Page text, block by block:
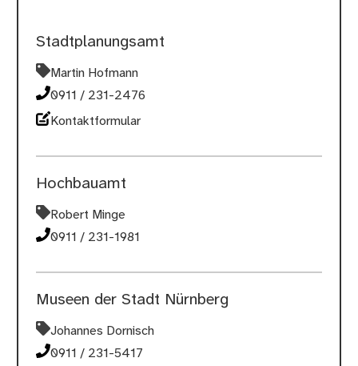
Stadtplanungsamt
Martin Hofmann
0911 / 231-2476
Kontaktformular
Hochbauamt
Robert Minge
0911 / 231-1981
Museen der Stadt Nürnberg
Johannes Dornisch
0911 / 231-5417